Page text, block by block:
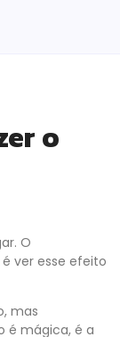
o
O
ver esse efeito
mas
é mágica, é a